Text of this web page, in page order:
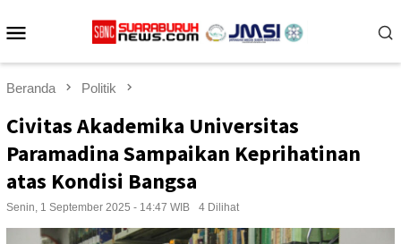
ke
Beranda Politik
Civitas Akademika Universitas
Paramadina Sampaikan Keprihatinan
atas Kondisi Bangsa
Senin, 1 September 2025 - 14:47 WIB 4 Dilihat